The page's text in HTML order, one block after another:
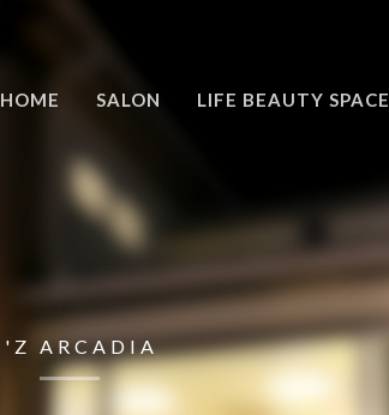
HOME SALON LIFE BEAUTY SPACE
ARCADIA